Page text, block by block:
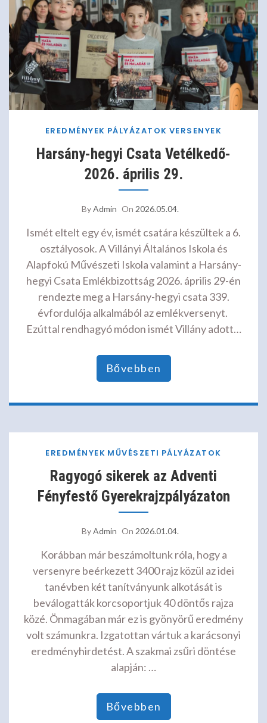
EREDMÉNYEK PÁLYÁZATOK VERSENYEK
Harsány-hegyi Csata Vetélkedő-
2026. április 29.
ByAdmin On 2026.05.04.
Ismét eltelt egy év, ismét csatára készültek a 6.
osztályosok. A Villányi Általános Iskola és
Alapfokú Művészeti Iskola valamint a Harsány-
hegyi Csata Emlékbizottság 2026. április 29-én
rendezte meg a Harsány-hegyi csata 339.
évfordulója alkalmából az emlékversenyt.
Ezúttal rendhagyó módon ismét Villány adott…
Bővebben
EREDMÉNYEK MŰVÉSZETI PÁLYÁZATOK
Ragyogó sikerek az Adventi
Fényfestő Gyerekrajzpályázaton
ByAdmin On 2026.01.04.
Korábban már beszámoltunk róla, hogy a
versenyre beérkezett 3400 rajz közül az idei
tanévben két tanítványunk alkotását is
beválogatták korcsoportjuk 40 döntős rajza
közé. Önmagában már ez is gyönyörű eredmény
volt számunkra. Izgatottan vártuk a karácsonyi
eredményhirdetést. A szakmai zsűri döntése
alapján: …
Bővebben